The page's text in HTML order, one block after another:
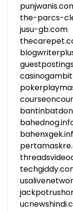
the-parcs-
jusu-gb.com